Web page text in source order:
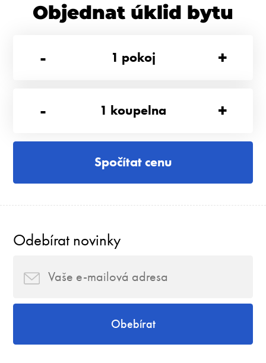
Objednat úklid bytu
-
1 pokoj +
- 1 koupelna +
Spočítat cenu
Odebírat novinky
Obebírat